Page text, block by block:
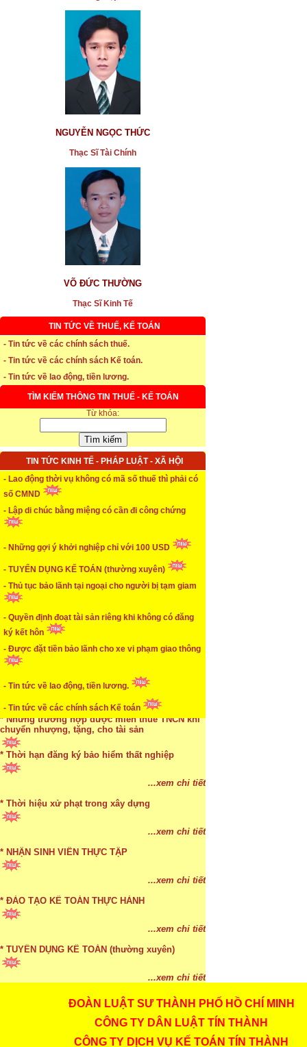
NGUYỄN NGỌC THỨC
Thạc Sĩ Tài Chính
VÕ ĐỨC THƯỜNG
Thạc Sĩ Kinh Tế
TIN TỨC VỀ THUẾ, KẾ TOÁN
- Tin tức về các chính sách thuế.
- Tin tức về các chính sách Kế toán.
- Tin tức về lao động, tiền lương.
TÌM KIẾM THÔNG TIN THUẾ - KẾ TOÁN
Từ khóa:
TIN TỨC KINH TẾ - PHÁP LUẬT - XÃ HỘI
- Lao động thời vụ không có mã số thuế thì phải có
số CMND
- Lập di chúc bằng miệng có cần đi công chứng
- Những gợi ý khởi nghiệp chỉ với 100 USD
- TUYỂN DỤNG KẾ TOÁN (thường xuyên)
- Thủ tục bảo lãnh tại ngoại cho người bị tạm giam
- Quyền định đoạt tài sản riêng khi không có đăng
ký kết hôn
- Được đặt tiền bảo lãnh cho xe vi phạm giao thông
- Tin tức về lao động, tiền lương.
- Tin tức về các chính sách Kế toán
- Tin tức về các vụ án hình sự nổi tiếng.
* Thời hạn đăng ký bảo hiểm thất nghiệp
* Thời hiệu xử phạt trong xây dựng
...xem chi tiết
* NHẬN SINH VIÊN THỰC TẬP
...xem chi tiết
* ĐÀO TẠO KẾ TOÁN THỰC HÀNH
...xem chi tiết
* Cách chọn màu phù hợp theo phong thuỷ
...xem chi tiết
* Mức phạt khi chậm nộp báo cáo thuế
* Lập di chúc bằng miệng có cần đi công chứng
...xem chi tiết
* Những trường hợp được miễn thuế TNCN khi
chuyển nhượng, tặng, cho tài sản
theo pháp luật
...xem chi tiết
* Thời hạn đăng ký bảo hiểm thất nghiệp
* Thời hiệu xử phạt trong xây dựng
* NHẬN SINH VIÊN THỰC TẬP
* ĐÀO TẠO KẾ TOÁN THỰC HÀNH
...xem chi tiết
* TUYỂN DỤNG KẾ TOÁN (thường xuyên)
* Cách chọn màu phù hợp theo phong thuỷ
...xem chi tiết
ĐOÀN LUẬT SƯ THÀNH PHỐ HỒ CHÍ MINH
CÔNG TY DÂN LUẬT TÍN THÀNH
CÔNG TY DỊCH VỤ KẾ TOÁN TÍN THÀNH